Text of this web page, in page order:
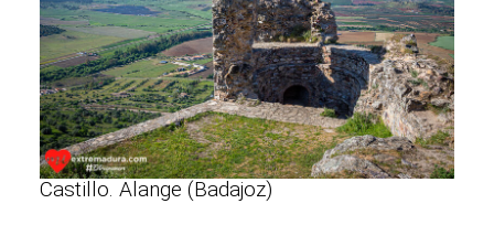
Castillo. Alange (Badajoz)